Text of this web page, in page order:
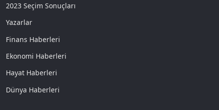
2023 Seçim Sonuçları
Yazarlar
Finans Haberleri
Ekonomi Haberleri
Hayat Haberleri
Dünya Haberleri